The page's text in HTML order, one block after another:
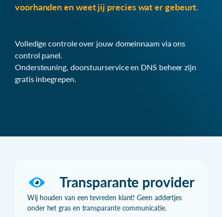
voorhanden en weet jij precies wat er gebeurt.
Volledige controle over jouw domeinnaam via ons
control panel.
Ondersteuning, doorstuurservice en DNS beheer zijn
gratis inbegrepen.
Transparante provider
Wij houden van een tevreden klant! Geen addertjes
onder het gras en transparante communicatie.